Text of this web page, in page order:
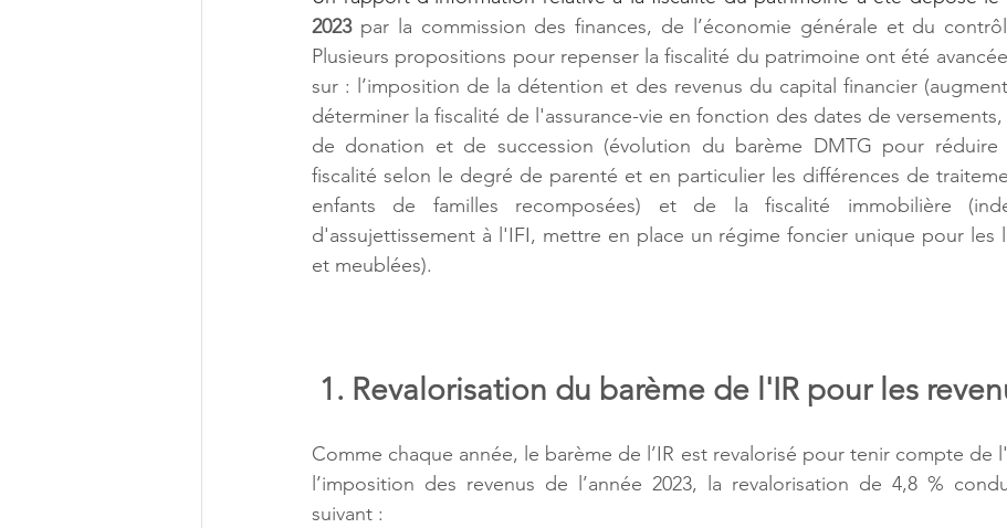
2023 par la commission des finances, de l’économie générale et du
Plusieurs propositions pour repenser la fiscalité du patrimoine ont été
sur : l’imposition de la détention et des revenus du capital financier
déterminer la fiscalité de l'assurance-vie en fonction des dates de
de donation et de succession (évolution du barème DMTG pour réduire
fiscalité selon le degré de parenté et en particulier les différences de
enfants de familles recomposées) et de la fiscalité immobilière
d'assujettissement à l'IFI, mettre en place un régime foncier unique pour les
et meublées).
1. Revalorisation du barème de l'IR pour les
Comme chaque année, le barème de l’IR est revalorisé pour tenir compte de
l’imposition des revenus de l’année 2023, la revalorisation de 4,8 %
suivant :